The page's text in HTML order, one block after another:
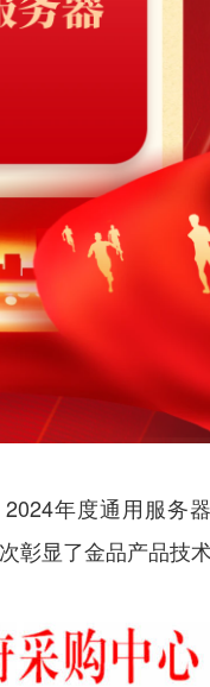
年度通用服务
彰显了金品产品技